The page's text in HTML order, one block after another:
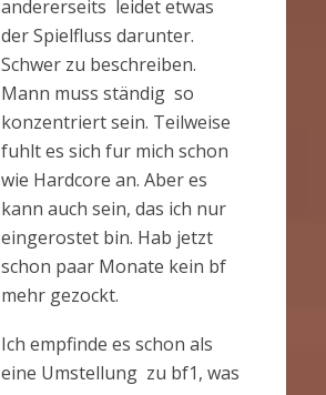
andererseits leidet etwas
der Spielfluss darunter.
Schwer zu beschreiben.
Mann muss ständig so
konzentriert sein. Teilweise
fuhlt es sich fur mich schon
wie Hardcore an. Aber es
kann auch sein, das ich nur
eingerostet bin. Hab jetzt
schon paar Monate kein bf
mehr gezockt.
Ich empfinde es schon als
eine Umstellung zu bf1, was